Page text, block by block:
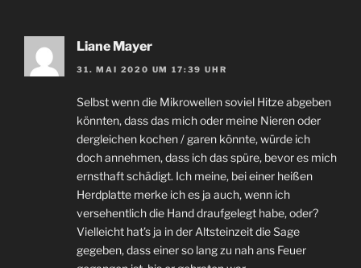
Liane Mayer
31. MAI 2020 UM 17:39 UHR
Selbst wenn die Mikrowellen soviel Hitze abgeben
könnten, dass das mich oder meine Nieren oder
dergleichen kochen / garen könnte, würde ich
doch annehmen, dass ich das spüre, bevor es mich
ernsthaft schädigt. Ich meine, bei einer heißen
Herdplatte merke ich es ja auch, wenn ich
versehentlich die Hand draufgelegt habe, oder?
Vielleicht hat’s ja in der Altsteinzeit die Sage
gegeben, dass einer so lang zu nah ans Feuer